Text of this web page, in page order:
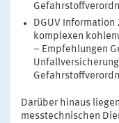
DGUV
komplexen
– Empfehlungen
Darüber hinaus
messtechnischen